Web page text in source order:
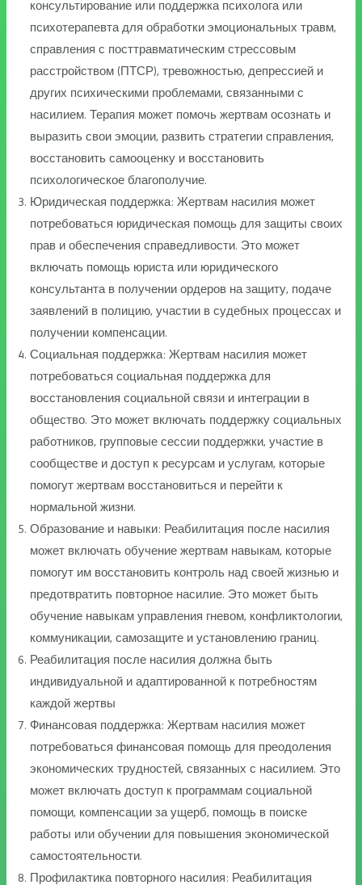
консультирование или поддержка психолога или
психотерапевта для обработки эмоциональных травм,
справления с посттравматическим стрессовым
расстройством (ПТСР), тревожностью, депрессией и
других психическими проблемами, связанными с
насилием. Терапия может помочь жертвам осознать и
выразить свои эмоции, развить стратегии справления,
восстановить самооценку и восстановить
психологическое благополучие.
Юридическая поддержка: Жертвам насилия может
потребоваться юридическая помощь для защиты своих
прав и обеспечения справедливости. Это может
включать помощь юриста или юридического
консультанта в получении ордеров на защиту, подаче
заявлений в полицию, участии в судебных процессах и
получении компенсации.
Социальная поддержка: Жертвам насилия может
потребоваться социальная поддержка для
восстановления социальной связи и интеграции в
общество. Это может включать поддержку социальных
работников, групповые сессии поддержки, участие в
сообществе и доступ к ресурсам и услугам, которые
помогут жертвам восстановиться и перейти к
нормальной жизни.
Образование и навыки: Реабилитация после насилия
может включать обучение жертвам навыкам, которые
помогут им восстановить контроль над своей жизнью и
предотвратить повторное насилие. Это может быть
обучение навыкам управления гневом, конфликтологии,
коммуникации, самозащите и установлению границ.
Реабилитация после насилия должна быть
индивидуальной и адаптированной к потребностям
каждой жертвы
Финансовая поддержка: Жертвам насилия может
потребоваться финансовая помощь для преодоления
экономических трудностей, связанных с насилием. Это
может включать доступ к программам социальной
помощи, компенсации за ущерб, помощь в поиске
работы или обучении для повышения экономической
самостоятельности.
Профилактика повторного насилия: Реабилитация